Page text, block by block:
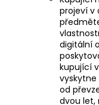
projeví v
digitální
kupující
od
dvou let,